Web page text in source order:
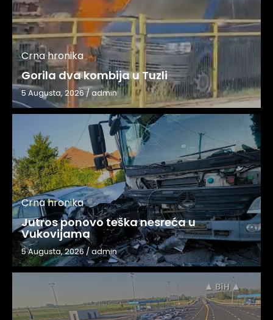
Crna hronika
Gorila dva kombija u Tuzli
5 Augusta, 2026/admin
Crna hronika
Jutros ponovo teška nesreća u
Vukovijama
5 Augusta, 2026/admin